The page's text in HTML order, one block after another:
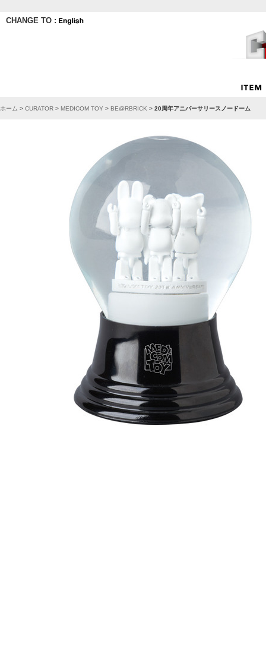
CHANGE TO :
ホーム > CURATOR > MEDICOM TOY > BE@RBRICK > 20周年アニバーサリースノードーム